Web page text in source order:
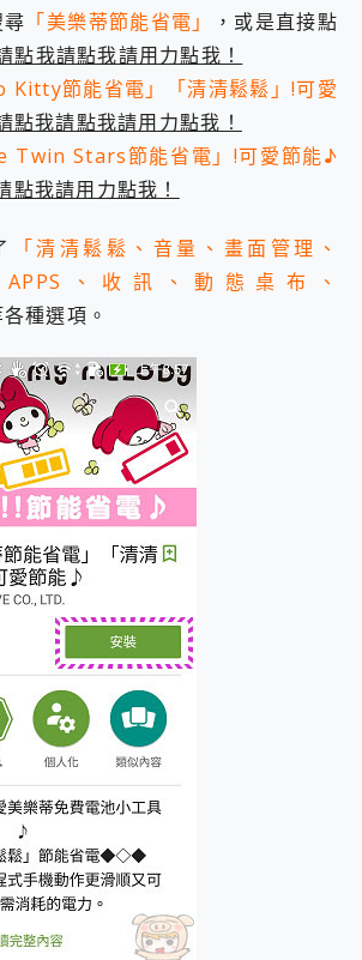
25種洗烘模式一機搞定! Roborock 衣莉莎白 H1 Neo分子篩洗脫烘 AI 滾筒洗衣機
給 MSI Claw 系列電競掌機 最完美的家 MSI Nest Docking Station 掌機專屬擴充底座 開箱 評測
B&O 精品級音響! Home+ 中嘉寬頻 SoundBox 劇院串流盒 開箱 評測
2億 APO蔡司長焦神機降臨~ vivo X200 Pro、vivo X200 就是這麼好拍
EaseUS Vocal Remover 免費線上去聲器一鍵去除人聲 人聲 音樂分離 2024 消除人聲推薦
3 個超值 MHN 飛人工具分享~~ iToolab AnyGo 魔物獵人 Now飛人 ios教學 不出門也可以到處走
Locawhere AnyTo 寶可夢飛人 AnyTo 不出門也可以飛遍全世界
小體積 40000mAh 超大容量 一次充5個設備 充好充滿 CUKTECH 酷態科 300W 微型充電站 開箱 評測
磁碟系統大風吹 有了 磁碟管理程式 EaseUS Partition Master 就是這麼簡單
vivo TWS 3e 真無線藍牙耳機智慧降噪升級、音質明亮溫潤，並支援雙設備連接~
MSI Claw 掌機專屬配件包 來囉 完美保護 MSI Claw A1M-026TW 電競掌機
人像旗艦 vivo V30 系列 開箱 評測! 首搭蔡司光學鏡頭、攝影棚級柔光環、拍攝功能最好玩的美拍神機 vivo V30 Pro
多個願望一次滿足 超強散熱 微星 MSI Claw A1M-026TW 電競掌機 開箱 評測
一吸完美對位 擁有超強吸力與超好用的隱磁支架 O-ONE MAG 最會吸的行動電源 開箱 評測
OPPO 哈蘇 300mm 專業增距鏡實測：Find X9 Ultra 光學長焦隨手拍，紀錄生活就是這麼簡單
Motorola edge 70 pro 及 moto g37 power上市，登錄在送飛利浦氣炸鍋
近八千元的 Soundcore Liberty 5 Pro Max，有螢幕的耳機會是智商稅嗎?
「美樂蒂節能省電」
，或是直接點
點我請點我請用力點我！
Kitty節能省電」「清清鬆鬆」!可愛
點我請點我請用力點我！
Twin Stars節能省電」!可愛節能♪
點我請用力點我！
「清清鬆鬆、音量、畫面管理、
APPS、收訊、動態桌布、
種選項。